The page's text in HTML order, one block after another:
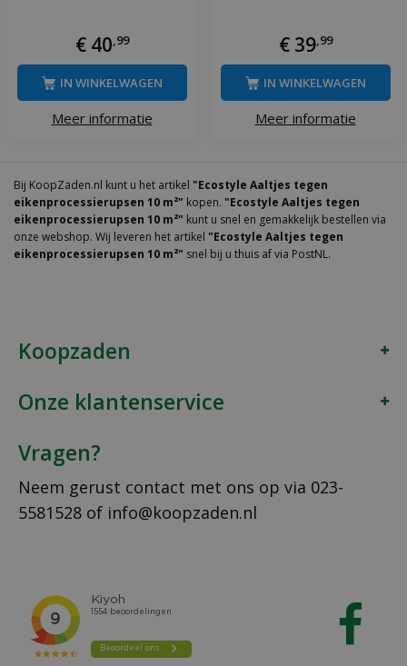
€ 40,99
Meer informatie
IN WINKELWAGEN
€ 39,99
Meer informatie
IN WINKELWAGEN
Bij KoopZaden.nl kunt u het artikel "Ecostyle Aaltjes tegen
eikenprocessierupsen 10 m²" kopen. "Ecostyle Aaltjes tegen
eikenprocessierupsen 10 m²" kunt u snel en gemakkelijk bestellen via
onze webshop. Wij leveren het artikel "Ecostyle Aaltjes tegen
eikenprocessierupsen 10 m²" snel bij u thuis af via PostNL.
Koopzaden
Onze klantenservice
Vragen?
Neem gerust contact met ons op via 023-
5581528 of info@koopzaden.nl